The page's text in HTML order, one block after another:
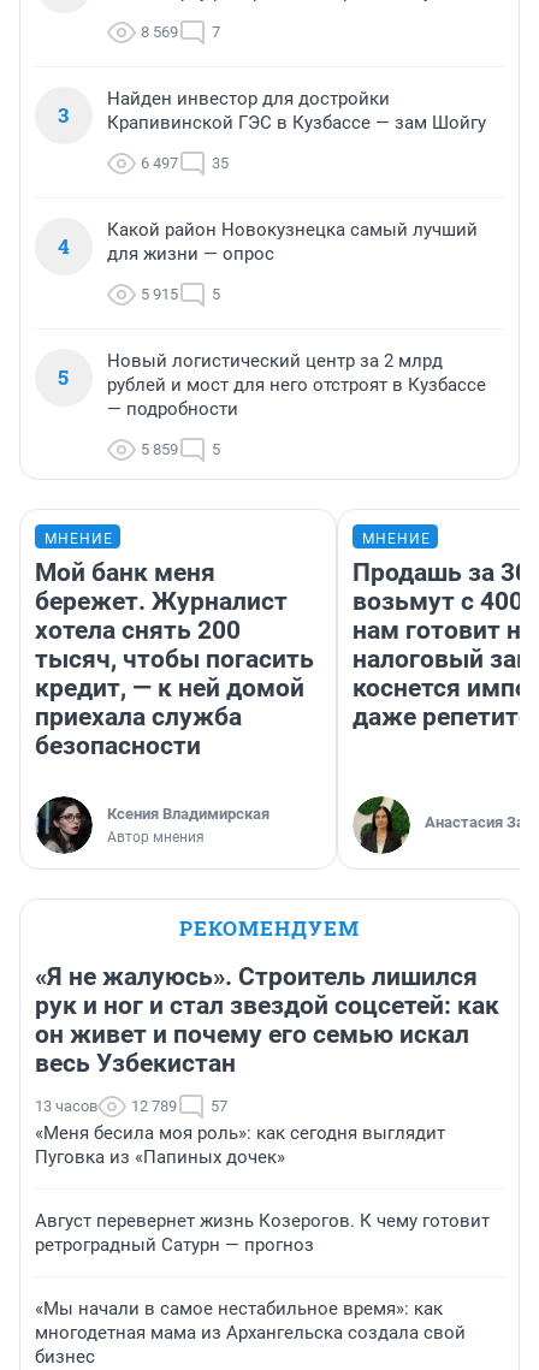
8 569 7
3
Найден инвестор для достройки
Крапивинской ГЭС в Кузбассе — зам Шойгу
6 497 35
4
Какой район Новокузнецка самый лучший
для жизни — опрос
5 915 5
5
Новый логистический центр за 2 млрд
рублей и мост для него отстроят в Кузбассе
— подробности
5 859 5
МНЕНИЕ
Мой банк меня
бережет. Журналист
хотела снять 200
тысяч, чтобы погасить
кредит, — к ней домой
приехала служба
безопасности
Ксения Владимирская
Автор мнения
МНЕНИЕ
Продашь за
возьмут с
нам готовит
налоговый
коснется
даже
Анастасия
РЕКОМЕНДУЕМ
«Я не жалуюсь». Строитель лишился
рук и ног и стал звездой соцсетей: как
он живет и почему его семью искал
весь Узбекистан
13 часов 12 789 57
«Меня бесила моя роль»: как сегодня выглядит
Пуговка из «Папиных дочек»
Август перевернет жизнь Козерогов. К чему готовит
ретроградный Сатурн — прогноз
«Мы начали в самое нестабильное время»: как
многодетная мама из Архангельска создала свой
бизнес